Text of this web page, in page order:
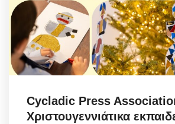
Cycladic Press
Χριστουγεννιάτικα